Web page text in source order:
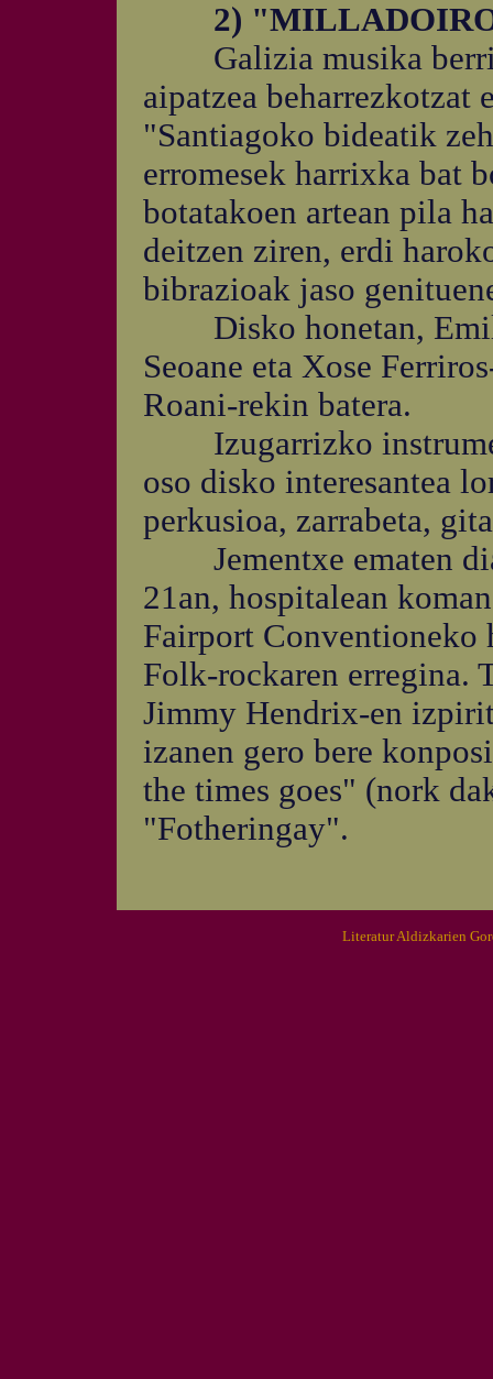
2)
Galizia musika
aipatzea beharrezkotzat
"Santiagoko bideatik
erromesek harrixka bat
botatakoen artean pila
deitzen ziren, erdi
bibrazioak jaso
Disko honetan,
Seoane eta Xose
Roani-rekin batera.
Izugarrizko
oso disko interesantea
perkusioa, zarrabeta,
Jementxe ematen
21an, hospitalean
Fairport Conventioneko
Folk-rockaren erregina.
Jimmy Hendrix-en
izanen gero bere
the times goes" (nork
"Fotheringay".
Literatur Aldizkarien